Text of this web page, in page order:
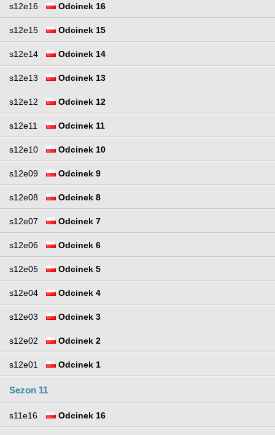
s12e16 Odcinek 16
s12e15 Odcinek 15
s12e14 Odcinek 14
s12e13 Odcinek 13
s12e12 Odcinek 12
s12e11 Odcinek 11
s12e10 Odcinek 10
s12e09 Odcinek 9
s12e08 Odcinek 8
s12e07 Odcinek 7
s12e06 Odcinek 6
s12e05 Odcinek 5
s12e04 Odcinek 4
s12e03 Odcinek 3
s12e02 Odcinek 2
s12e01 Odcinek 1
Sezon 11
s11e16 Odcinek 16